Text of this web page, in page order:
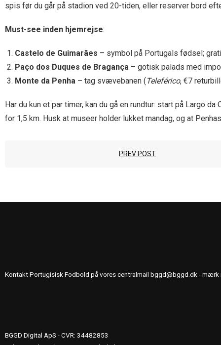
spis før du går på stadion ved 20-tiden, eller reserver bord
Must-see inden hjemrejse:
Castelo de Guimarães – symbol på Portugals fødsel;
Paço dos Duques de Bragança – gotisk palads med
Monte da Penha – tag svævebanen (Teleférico, €7
Har du kun et par timer, kan du gå en rundtur: start på Largo
for 1,5 km. Husk at museer holder lukket mandag, og at
PREV POST
Kontakt Portugisisk Fodbold på vores centralmail bggd@bggd.dk - mærk
BGGD Digital ApS - CVR: 34482853